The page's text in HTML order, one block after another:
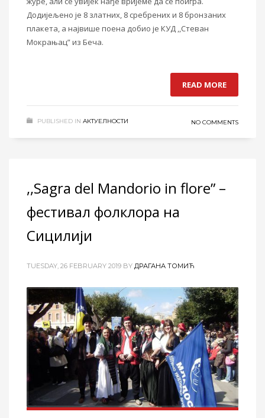
Додијељено је 8 златних, 8 сребрених и 8 бронзаних
плакета, а највише поена добио је КУД ,,Стеван
Мокрањац” из Беча.
READ MORE
PUBLISHED IN АКТУЕЛНОСТИ NO COMMENTS
,,Sagra del Mandorio in flore” –
фестивал фолклора на
Сицилији
TUESDAY, 26 FEBRUARY 2019 BY ДРАГАНА ТОМИЋ